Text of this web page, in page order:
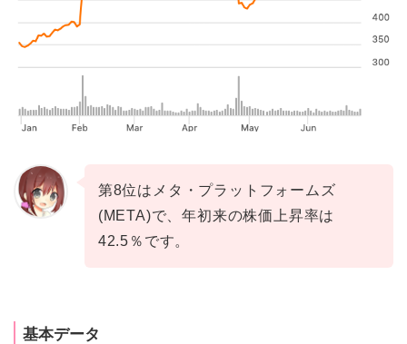
第8位はメタ・プラットフォームズ
(META)で、年初来の株価上昇率は
42.5％です。
基本データ